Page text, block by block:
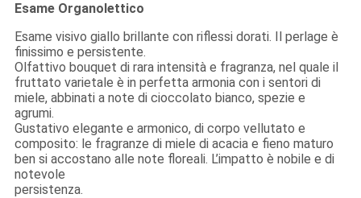
Esame Organolettico
Esame visivo giallo brillante con riflessi dorati. Il perlage è
finissimo e persistente.
Olfattivo bouquet di rara intensità e fragranza, nel quale il
fruttato varietale è in perfetta armonia con i sentori di
miele, abbinati a note di cioccolato bianco, spezie e
agrumi.
Gustativo elegante e armonico, di corpo vellutato e
composito: le fragranze di miele di acacia e fieno maturo
ben si accostano alle note floreali. L’impatto è nobile e di
notevole
persistenza.